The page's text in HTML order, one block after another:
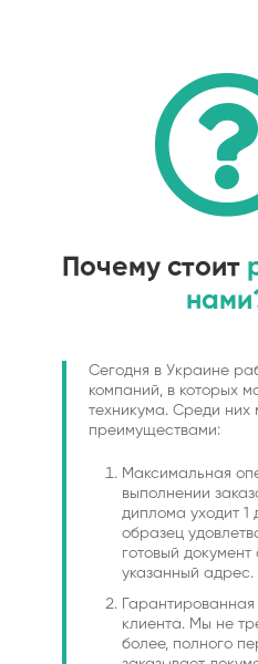
Почему стоит
Сегодня в Украине
компаний, в которых
техникума. Среди них
преимуществами:
Максимальная
выполнении
диплома уходит 1
образец
готовый
указанный адрес.
Гарантированная
клиента. Мы не
более, полного